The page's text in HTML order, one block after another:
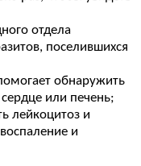
отдела
поселившихся
обнаружить
или печень;
лейкоцитоз и
и